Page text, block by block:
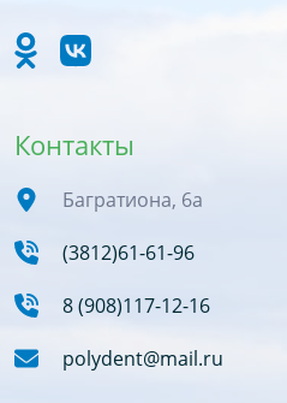
Контакты
Багратиона, 6а
(3812)61-61-96
8 (908)117-12-16
polydent@mail.ru